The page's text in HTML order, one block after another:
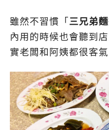
雖然不習慣「 三兄弟
內用的時候也會聽到
實老闆和阿姨都很客氣